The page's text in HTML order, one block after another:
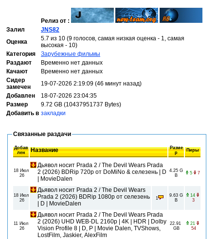
Релиз от :
Залил
JNS82
Оценка
5.7 из 10 (9 голосов, самая низкая оценка - 1, самая
высокая - 10)
Категория
Зарубежные фильмы
Раздают
Временно нет данных
Качают
Временно нет данных
Сидер
замечен
19-07-2026 2:19:09 (46 минут назад)
Добавлен
18-07-2026 23:04:35
Размер
9.72 GB (10437951737 Bytes)
Добавить в закладки
Связанные раздачи
Добав
лен
Название
Разме
р
Пиры
18 Июл
26
Дьявол носит Prada 2 / The Devil Wears Prada
2 (2026) BDRip 720p от DoMiNo & селезень | D
| MovieDalen
4.25 G
B
5 7
18 Июл
26
Дьявол носит Prada 2 / The Devil Wears
Prada 2 (2026) BDRip 1080p от селезень
| D | MovieDalen
1
9.63 G
B
14
3
11 Июл
26
Дьявол носит Prada 2 / The Devil Wears Prada
2 (2026) UHD WEB-DL 2160p | 4K | HDR | Dolby
Vision Profile 8 | D, P | Movie Dalen, TVShows,
LostFilm, Jaskier, AlexFilm
22.91
GB
21
54